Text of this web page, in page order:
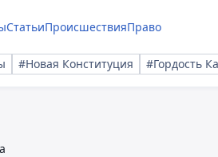
СтатьиПроисшествияПраво
#Новая Конституция #Гордость